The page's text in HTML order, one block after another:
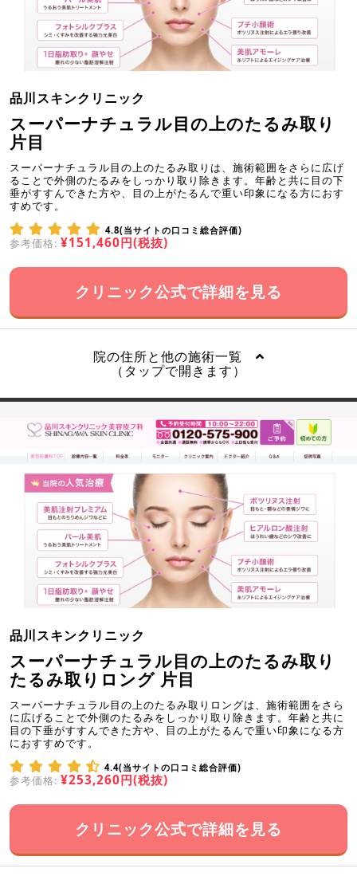
品川スキンクリニック
スーパーナチュラル目の上のたるみ取り
片目
スーパーナチュラル目の上のたるみ取りは、施術範囲をさらに広げ
ることで外側のたるみをしっかり取り除きます。年齢と共に目の下
垂がすすんできた方や、目の上がたるんで重い印象になる方におす
すめです。
4.8(当サイトの口コミ総合評価)
参考価格: ¥151,460円(税抜)
クリニック公式で詳細を見る
院の住所と他の施術一覧
（タップで開きます）
品川スキンクリニック
スーパーナチュラル目の上のたるみ取り
たるみ取りロング 片目
スーパーナチュラル目の上のたるみ取りロングは、施術範囲をさら
に広げることで外側のたるみをしっかり取り除きます。年齢と共に
目の下垂がすすんできた方や、目の上がたるんで重い印象になる方
におすすめです。
4.4(当サイトの口コミ総合評価)
参考価格: ¥253,260円(税抜)
クリニック公式で詳細を見る